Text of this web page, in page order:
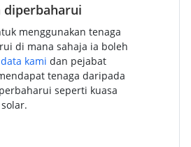
diperbaharui
menggunakan tenaga
di mana sahaja ia boleh
kami dan pejabat
tenaga daripada
seperti kuasa